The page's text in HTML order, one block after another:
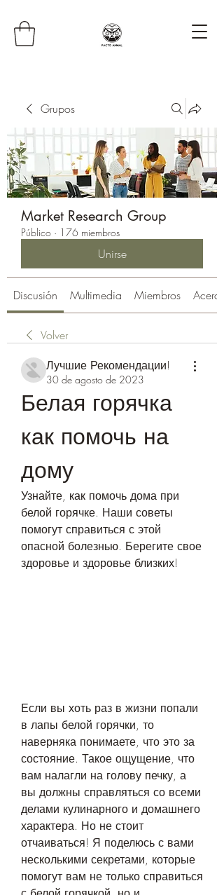
Grupos
Market Research Group
Público · 176 miembros
Unirse
Discusión Multimedia Miembros Acerca
Volver
Лучшие Рекомендации!
30 de agosto de 2023
Белая горячка
как помочь на
дому
Узнайте, как помочь дома при
белой горячке. Наши советы
помогут справиться с этой
опасной болезнью. Берегите свое
здоровье и здоровье близких!
Если вы хоть раз в жизни попали
в лапы белой горячки, то
наверняка понимаете, что это за
состояние. Такое ощущение, что
вам налагли на голову печку, а
вы должны справляться со всеми
делами кулинарного и домашнего
характера. Но не стоит
отчаиваться! Я поделюсь с вами
несколькими секретами, которые
помогут вам не только справиться